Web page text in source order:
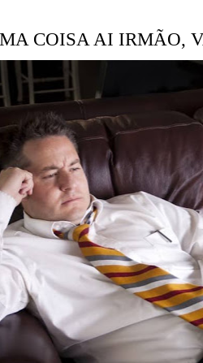
COISA AI IRMÃO,